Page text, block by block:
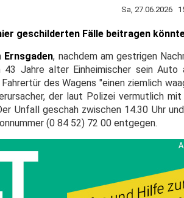
Sa, 27.06.2026
geschilderten Fälle beitragen
Ernsgaden, nachdem am gestrigen
Jahre alter Einheimischer sein Auto
des Wagens "einen ziemlich
der laut Polizei vermutlich mit
Unfall geschah zwischen 14.30 Uhr
(0 84 52) 72 00 entgegen.